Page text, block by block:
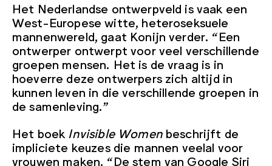
Het Nederlandse ontwerpveld is vaak een
West-Europese witte, heteroseksuele
mannenwereld, gaat Konijn verder. “Een
ontwerper ontwerpt voor veel verschillende
groepen mensen. Het is de vraag is in
hoeverre deze ontwerpers zich altijd in
kunnen leven in die verschillende groepen in
de samenleving.”
Het boek Invisible Womenbeschrijft de
impliciete keuzes die mannen veelal voor
vrouwen maken. “De stem van Google Siri